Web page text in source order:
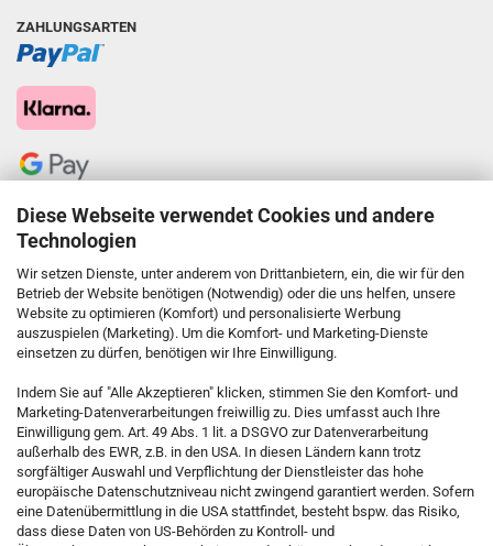
Diese Webseite verwendet Cookies und andere
Technologien
Wir setzen Dienste, unter anderem von Drittanbietern, ein, die wir für den
Betrieb der Website benötigen (Notwendig) oder die uns helfen, unsere
Website zu optimieren (Komfort) und personalisierte Werbung
auszuspielen (Marketing). Um die Komfort- und Marketing-Dienste
einsetzen zu dürfen, benötigen wir Ihre Einwilligung.
Indem Sie auf "Alle Akzeptieren" klicken, stimmen Sie den Komfort- und
Marketing-Datenverarbeitungen freiwillig zu. Dies umfasst auch Ihre
Einwilligung gem. Art. 49 Abs. 1 lit. a DSGVO zur Datenverarbeitung
außerhalb des EWR, z.B. in den USA. In diesen Ländern kann trotz
sorgfältiger Auswahl und Verpflichtung der Dienstleister das hohe
europäische Datenschutzniveau nicht zwingend garantiert werden. Sofern
eine Datenübermittlung in die USA stattfindet, besteht bspw. das Risiko,
dass diese Daten von US-Behörden zu Kontroll- und
ZAHLUNGSARTEN
KONTAKT
Kostenfreie Service-Hotline
0800 5892815